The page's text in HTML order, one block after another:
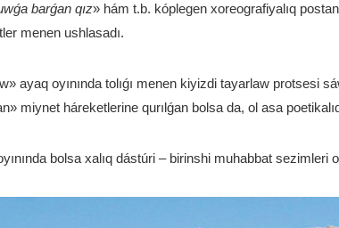
barǵan qız» hám t.b. kóplegen xoreografiyalıq
menen ushlasadı.
ayaq oyınında tolıǵı menen kiyizdi tayarlaw protsesi
miynet háreketlerine qurılǵan bolsa da, ol asa
bolsa xalıq dástúri – birinshi muhabbat sezimleri